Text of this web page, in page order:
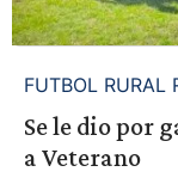
FUTBOL RURAL
Se le dio por
a Veterano